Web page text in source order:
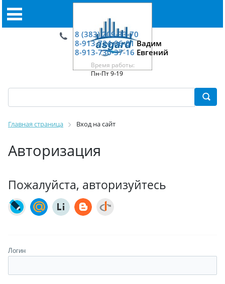
8 (383) 209-33-70
8-913-724-06-01Вадим
8-913-730-37-16 Евгений
Время работы:
Пн-Пт 9-19
Главная страница Вход на сайт
Авторизация
Пожалуйста, авторизуйтесь
Логин